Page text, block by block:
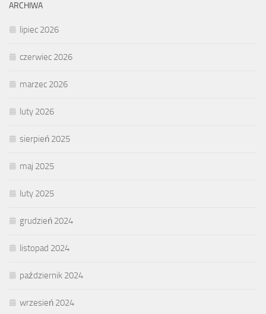
ARCHIWA
lipiec 2026
czerwiec 2026
marzec 2026
luty 2026
sierpień 2025
maj 2025
luty 2025
grudzień 2024
listopad 2024
październik 2024
wrzesień 2024